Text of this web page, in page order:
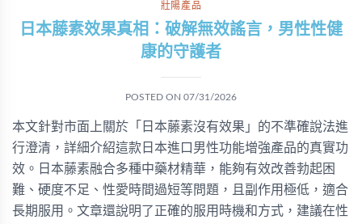
壯陽產品
日本藤素效果真相：破解無效謠言，男性性健
康的守護者
POSTED ON 07/31/2026
本文針對市面上關於「日本藤素沒有效果」的不準確說法進
行澄清，詳細介紹這款日本進口男性功能增強產品的真實功
效。日本藤素融合多種中藥材精華，能夠有效改善勃起困
難、硬度不足、性愛時間過短等問題，且副作用極低，適合
長期服用。文章還說明了正確的服用時機和方式，建議在性